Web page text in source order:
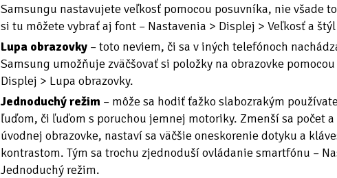
Samsungu nastavujete veľkosť pomocou posuvníka, nie všade
si tu môžete vybrať aj font – Nastavenia > Displej > Veľkosť a
Lupa obrazovky – toto neviem, či sa v iných telefónoch
Samsung umožňuje zväčšovať si položky na obrazovke
Displej > Lupa obrazovky.
Jednoduchý režim – môže sa hodiť ťažko slabozrakým
ľuďom, či ľuďom s poruchou jemnej motoriky. Zmenší sa počet
úvodnej obrazovke, nastaví sa väčšie oneskorenie dotyku a
kontrastom. Tým sa trochu zjednoduší ovládanie smartfónu –
Jednoduchý režim.